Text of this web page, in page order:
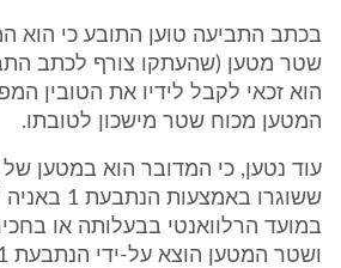
בכתב התביעה טוען התובע כי הוא
שטר מטען (שהעתקו צורף לכתב
הוא זכאי לקבל לידיו את הטובין
המטען מכוח שטר מישכון לטובתו.
ששוגרו
ושטר המטען הוצא על-ידי הנתבעת 1בגין המטען הנ"ל.